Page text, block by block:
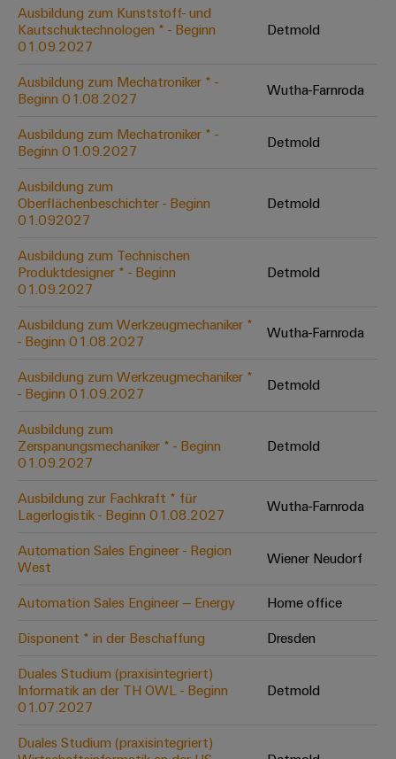
Sicherer
Betrieb
mit
Lösungen
für
Prozessindustrie
Mehr
Ressourceneffizienz
durch
Schaltschrankbau
Lösungen
die
Herausforderungen
Schaltschrankbau
Moderne
und
digitale
für
klimafreundliche
im
Schiffbau
Verbindungslösungen
die
maritime
Industrie
Wasseraufbereitung
Industrial
IoT
Industrial
Security
Industrial
Service
Platform
easyConnect
Regler
Gerätehersteller
Leiterplattensteckverbinder
&
PCB
Services
Equipment
(OEM)
Industrial
Ethernet
Touch-
Panels
Engineering-
Visualisierungstools
Energiemessung
und
Smart
Metering
Weidmüller
AI
Access
&
Services
Industrial
Platform
easyConnect
Werkstatt
&
Digitale
Bestellmöglichkeiten
eShop
OCI-
EDI-
Schnittstelle
ALLE
SERVICES
finden
Solution
Partner
-
Systemintegratoren
Messen
&
Globale
Messen
&
Events
Stellenbörse
Entwicklung
Karriere auf
neues
Distribution
Ausbildung zum Kunststoff- und
Kautschuktechnologen * - Beginn
01.09.2027
Detmold
Ausbildung zum Mechatroniker * -
Beginn 01.08.2027
Wutha-Farnroda
Ausbildung zum Mechatroniker * -
Beginn 01.09.2027
Detmold
Ausbildung zum
Oberflächenbeschichter - Beginn
01.092027
Detmold
Ausbildung zum Technischen
Produktdesigner * - Beginn
01.09.2027
Detmold
Ausbildung zum Werkzeugmechaniker *
- Beginn 01.08.2027
Wutha-Farnroda
Ausbildung zum Werkzeugmechaniker *
- Beginn 01.09.2027
Detmold
Ausbildung zum
Zerspanungsmechaniker * - Beginn
01.09.2027
Detmold
Ausbildung zur Fachkraft * für
Lagerlogistik - Beginn 01.08.2027
Wutha-Farnroda
Automation Sales Engineer - Region
West
Wiener Neudorf
Automation Sales Engineer – Energy
Home office
Disponent * in der Beschaffung
Dresden
Duales Studium (praxisintegriert)
Informatik an der TH OWL - Beginn
01.07.2027
Detmold
Duales Studium (praxisintegriert)